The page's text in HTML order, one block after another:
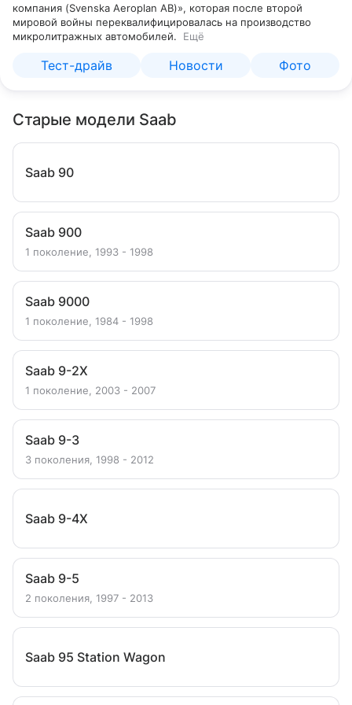
компания (Svenska Aeroplan AB)», которая после второй
мировой войны переквалифицировалась на производство
микролитражных автомобилей.
Ещё
Тест-драйв Новости Фото
Старые модели Saab
Saab 90
Saab 900
1 поколение, 1993 - 1998
Saab 9000
1 поколение, 1984 - 1998
Saab 9-2X
1 поколение, 2003 - 2007
Saab 9-3
3 поколения, 1998 - 2012
Saab 9-4X
Saab 9-5
2 поколения, 1997 - 2013
Saab 95 Station Wagon